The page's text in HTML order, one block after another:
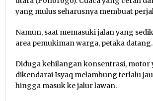
yang mulus seharusnya membuat
Namun, saat memasuki jalan yang
area pemukiman warga, petaka datang.
Diduga kehilangan konsentrasi, motor
dikendarai Isyaq melambung terlalu
hingga masuk ke jalur lawan.